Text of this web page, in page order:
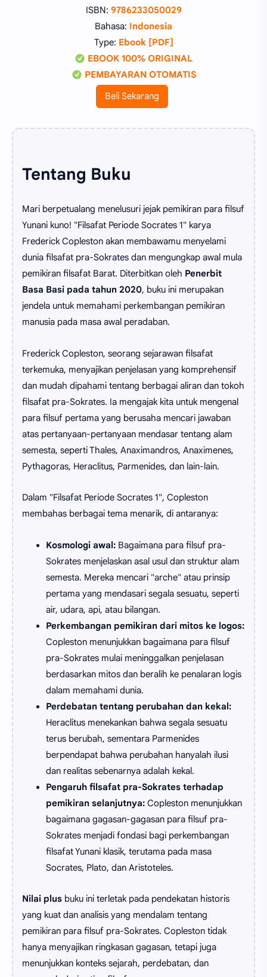
ISBN: 9786233050029
Bahasa: Indonesia
Type: Ebook [PDF]
EBOOK 100% ORIGINAL
PEMBAYARAN OTOMATIS
Beli Sekarang
Tentang Buku
Mari berpetualang menelusuri jejak pemikiran para filsuf
Yunani kuno! "Filsafat Periode Socrates 1" karya
Frederick Copleston akan membawamu menyelami
dunia filsafat pra-Sokrates dan mengungkap awal mula
pemikiran filsafat Barat. Diterbitkan oleh Penerbit
Basa Basi pada tahun 2020, buku ini merupakan
jendela untuk memahami perkembangan pemikiran
manusia pada masa awal peradaban.
Frederick Copleston, seorang sejarawan filsafat
terkemuka, menyajikan penjelasan yang komprehensif
dan mudah dipahami tentang berbagai aliran dan tokoh
filsafat pra-Sokrates. Ia mengajak kita untuk mengenal
para filsuf pertama yang berusaha mencari jawaban
atas pertanyaan-pertanyaan mendasar tentang alam
semesta, seperti Thales, Anaximandros, Anaximenes,
Pythagoras, Heraclitus, Parmenides, dan lain-lain.
Dalam "Filsafat Periode Socrates 1", Copleston
membahas berbagai tema menarik, di antaranya:
Kosmologi awal: Bagaimana para filsuf pra-
Sokrates menjelaskan asal usul dan struktur alam
semesta. Mereka mencari "arche" atau prinsip
pertama yang mendasari segala sesuatu, seperti
air, udara, api, atau bilangan.
Perkembangan pemikiran dari mitos ke logos:
Copleston menunjukkan bagaimana para filsuf
pra-Sokrates mulai meninggalkan penjelasan
berdasarkan mitos dan beralih ke penalaran logis
dalam memahami dunia.
Perdebatan tentang perubahan dan kekal:
Heraclitus menekankan bahwa segala sesuatu
terus berubah, sementara Parmenides
berpendapat bahwa perubahan hanyalah ilusi
dan realitas sebenarnya adalah kekal.
Pengaruh filsafat pra-Sokrates terhadap
pemikiran selanjutnya: Copleston menunjukkan
bagaimana gagasan-gagasan para filsuf pra-
Sokrates menjadi fondasi bagi perkembangan
filsafat Yunani klasik, terutama pada masa
Socrates, Plato, dan Aristoteles.
Nilai plus buku ini terletak pada pendekatan historis
yang kuat dan analisis yang mendalam tentang
pemikiran para filsuf pra-Sokrates. Copleston tidak
hanya menyajikan ringkasan gagasan, tetapi juga
menunjukkan konteks sejarah, perdebatan, dan